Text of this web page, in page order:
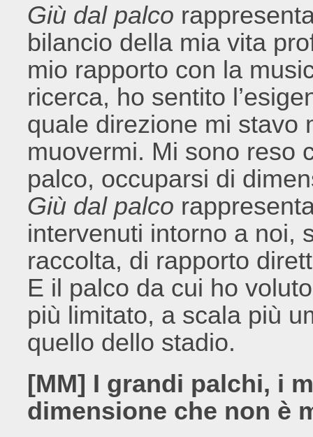
Giù dal palco
bilancio della mia vita
mio rapporto con la
ricerca, ho sentito
quale direzione mi stavo
muovermi. Mi sono reso
palco, occuparsi di
Giù dal palco
intervenuti intorno a noi,
raccolta, di rapporto
E il palco da cui ho
più limitato, a scala più
quello dello stadio.
[MM] I grandi palchi, i
dimensione che non è